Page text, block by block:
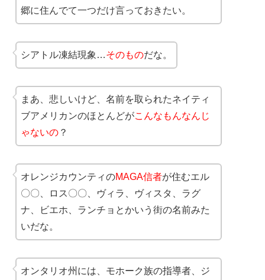
郷に住んでて一つだけ言っておきたい。
シアトル凍結現象…そのものだな。
まあ、悲しいけど、名前を取られたネイティ
ブアメリカンのほとんどがこんなもんなんじ
ゃないの ？
オレンジカウンティのMAGA信者が住むエル
〇〇、ロス〇〇、ヴィラ、ヴィスタ、ラグ
ナ、ビエホ、ランチョとかいう街の名前みた
いだな。
オンタリオ州には、モホーク族の指導者、ジ